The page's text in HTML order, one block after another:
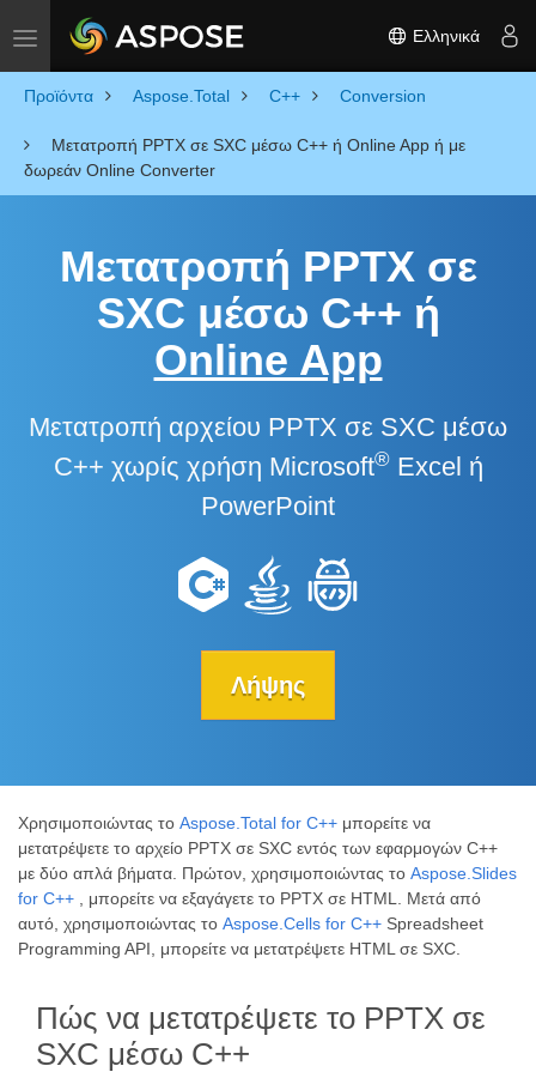
Toggle navigation Ελληνικά
Προϊόντα Aspose.Total C++ Conversion
Μετατροπή PPTX σε SXC μέσω C++ ή Online App ή με
δωρεάν Online Converter
Μετατροπή PPTX σε
SXC μέσω C++ ή
Online App
Μετατροπή αρχείου PPTX σε SXC μέσω
C++ χωρίς χρήση Microsoft®Excel ή
PowerPoint
Λήψης
Χρησιμοποιώντας το Aspose.Total for C++ μπορείτε να
μετατρέψετε το αρχείο PPTX σε SXC εντός των εφαρμογών C++
με δύο απλά βήματα. Πρώτον, χρησιμοποιώντας το Aspose.Slides
for C++ , μπορείτε να εξαγάγετε το PPTX σε HTML. Μετά από
αυτό, χρησιμοποιώντας το Aspose.Cells for C++ Spreadsheet
Programming API, μπορείτε να μετατρέψετε HTML σε SXC.
Πώς να μετατρέψετε το PPTX σε
SXC μέσω C++